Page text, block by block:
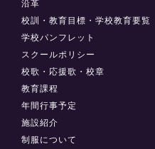
沿革
校訓・教育目標・学校教育要覧
学校パンフレット
スクールポリシー
校歌・応援歌・校章
教育課程
年間行事予定
施設紹介
制服について